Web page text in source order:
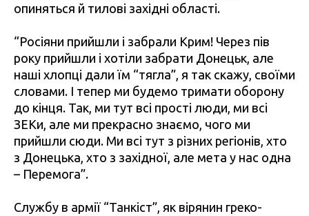
опиняться й тилові західні області.
“Росіяни прийшли і забрали Крим! Через пів
року прийшли і хотіли забрати Донецьк, але
наші хлопці дали їм “тягла”, я так скажу, своїми
словами. І тепер ми будемо тримати оборону
до кінця. Так, ми тут всі прості люди, ми всі
ЗЕКи, але ми прекрасно знаємо, чого ми
прийшли сюди. Ми всі тут з різних регіонів, хто
з Донецька, хто з західної, але мета у нас одна
– Перемога”.
Службу в армії “Танкіст”, як вірянин греко-